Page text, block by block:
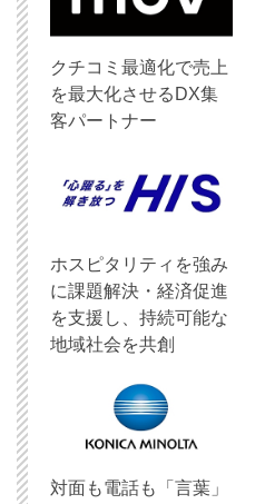
クチコミ最適化で売上
を最大化させるDX集
客パートナー
ホスピタリティを強み
に課題解決・経済促進
を支援し、持続可能な
地域社会を共創
対面も電話も「言葉」